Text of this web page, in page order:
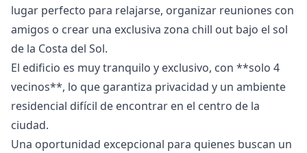
lugar perfecto para relajarse, organizar reuniones con
amigos o crear una exclusiva zona chill out bajo el sol
de la Costa del Sol.
El edificio es muy tranquilo y exclusivo, con **solo 4
vecinos**, lo que garantiza privacidad y un ambiente
residencial difícil de encontrar en el centro de la
ciudad.
Una oportunidad excepcional para quienes buscan un